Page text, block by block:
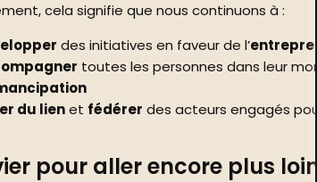
cela signifie que nous continuons à :
des initiatives en faveur de l’
toutes les personnes dans leur
du lienet fédérer des acteurs engagés
pour aller encore plus loin !